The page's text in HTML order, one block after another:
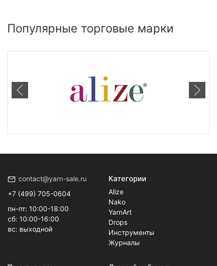
Популярные торговые марки
contact@yarn-sale.ru
+7 (499) 705-0604
пн-пт: 10:00-18:00
сб: 10:00-16:00
вс: выходной
Категории
Alize
Nako
YarnArt
Drops
Инструменты
Журналы